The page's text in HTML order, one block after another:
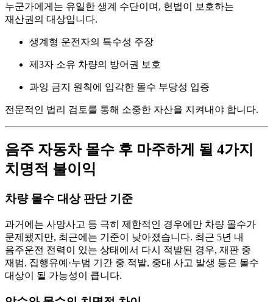
누군가에게는 유일한 생계 수단이며, 헌법이 보호하는
재산권의 대상입니다.
생계형 운전자의 특수성 주장
제3자 소유 차량의 방어권 보호
과잉 금지 원칙에 입각한 몰수 부당성 입증
전문적인 법리 검토를 통해 소중한 자산을 지켜내야 합니다.
음주 자동차 몰수 후 마주하게 될 4가지
치명적 불이익
차량 몰수 대상 판단 기준
과거에는 사망사고 등 극히 제한적인 경우에만 차량 몰수가
문제됐지만, 최근에는 기준이 낮아졌습니다. 최근 5년 내
음주운전 전력이 있는 상태에서 다시 적발된 경우, 재판 중
재범, 집행유예·누범 기간 중 적발, 중대 사고 발생 등은 몰수
대상이 될 가능성이 큽니다.